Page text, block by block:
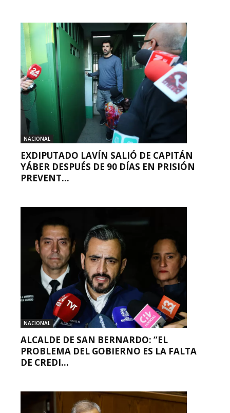
NACIONAL
EXDIPUTADO LAVÍN SALIÓ DE CAPITÁN
YÁBER DESPUÉS DE 90 DÍAS EN PRISIÓN
PREVENT...
NACIONAL
ALCALDE DE SAN BERNARDO: “EL
PROBLEMA DEL GOBIERNO ES LA FALTA
DE CREDI...